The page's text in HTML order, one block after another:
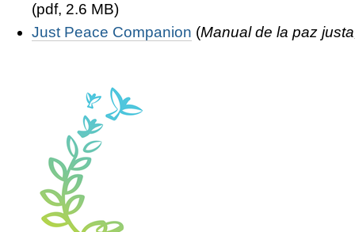
(pdf, 2.6 MB)
Just Peace Companion (Manual de la paz